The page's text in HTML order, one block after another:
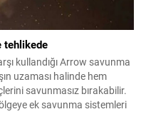
tehlikede
kullandığı Arrow savunma
uzaması halinde hem
savunmasız bırakabilir.
ek savunma sistemleri